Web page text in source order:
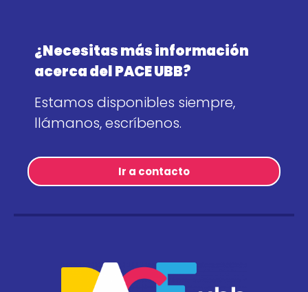
¿Necesitas más información
acerca del PACE UBB?
Estamos disponibles siempre,
llámanos, escríbenos.
Ir a contacto